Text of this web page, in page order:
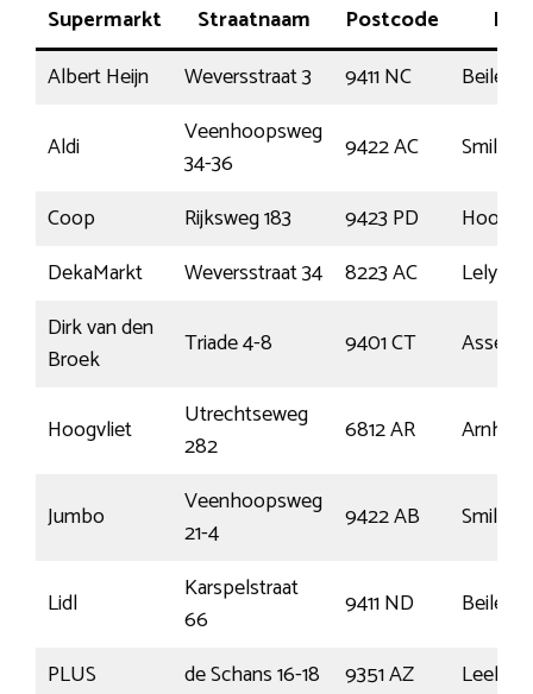
Supermarkt Straatnaam Postcode
Albert Heijn
Weversstraat 3 9411 NC
Beilen
Aldi
Veenhoopsweg
34-36
9422 AC
Smilde
Coop
Rijksweg 183 9423 PD
DekaMarkt
Weversstraat 34 8223 AC
Lelystad
Dirk van den
Broek
Triade 4-8 9401 CT Assen
Hoogvliet
Utrechtseweg
282
6812 AR Arnhem
Jumbo
Veenhoopsweg
21-4
9422 AB Smilde
Lidl
Karspelstraat
66
9411 ND
Beilen
PLUS
de Schans 16-18 9351 AZ
Leek